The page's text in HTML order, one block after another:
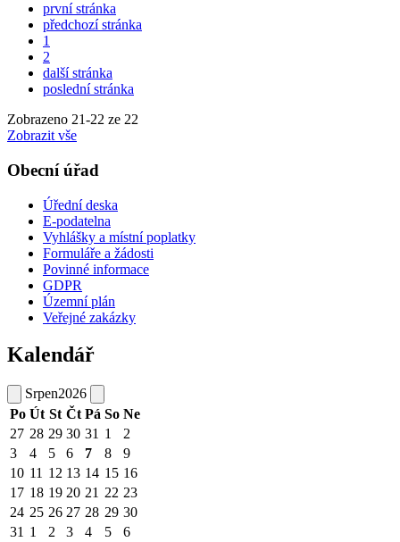
první stránka
předchozí stránka
1
2
další stránka
poslední stránka
Zobrazeno 21-22 ze 22
Zobrazit vše
Obecní úřad
Úřední deska
E-podatelna
Vyhlášky a místní poplatky
Formuláře a žádosti
Povinné informace
GDPR
Územní plán
Veřejné zakázky
Kalendář
Srpen2026
Po Út St Čt Pá So Ne
27 28 29 30 31 1
2
3
4 5 6 7 8
9
10 11 12 13 14 15 16
17 18 19 20 21 22 23
24 25 26 27 28 29 30
31 1 2 3 4 5 6